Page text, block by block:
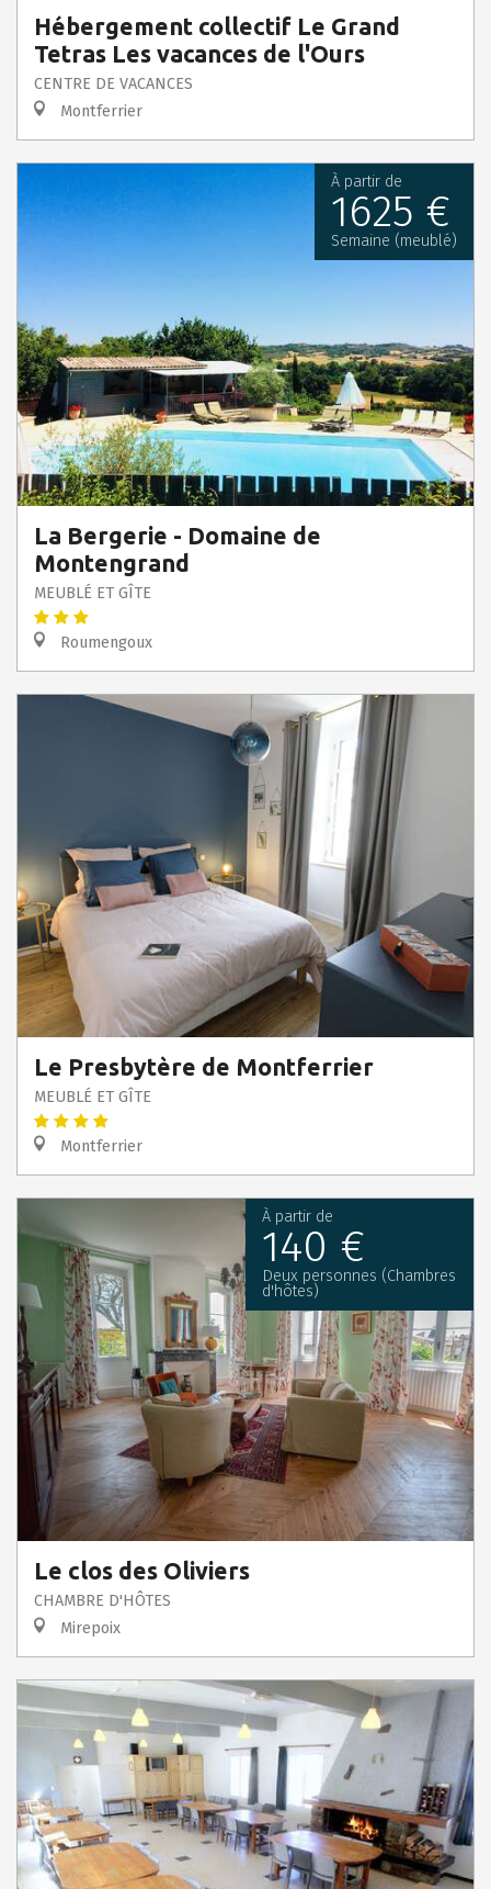
Hébergement collectif Le Grand
Tetras Les vacances de l'Ours
CENTRE DE VACANCES
Montferrier
À partir de
1625 €
Semaine (meublé)
La Bergerie - Domaine de
Montengrand
MEUBLÉ ET GÎTE
Roumengoux
Le Presbytère de Montferrier
MEUBLÉ ET GÎTE
Montferrier
À partir de
140 €
Deux personnes (Chambres
d'hôtes)
Le clos des Oliviers
CHAMBRE D'HÔTES
Mirepoix